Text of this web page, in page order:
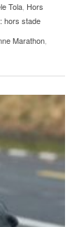
Tola, Hors
hors stade
Marathon,